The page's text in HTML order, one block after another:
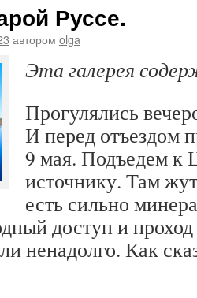
Руссе.
автором olga
Эта галерея
Прогулялись
И перед отъездом
9 мая. Подъедем к
источнику. Там
есть сильно
доступ и
ненадолго. Как